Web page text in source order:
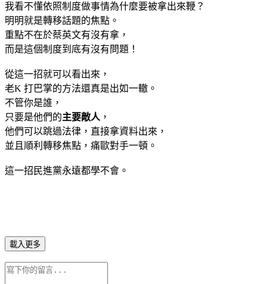
我看不懂依照制度做事情為什麼要被拿出來鞭？
明明就是轉移話題的焦點。
重點不在於蔡英文有沒有拿，
而是這個制度到底有沒有問題！
從這一招就可以看出來，
老K 打巴掌的方法還真是出如一轍。
不管你是誰，
只要是他們的主要敵人 ，
他們可以跳過法律，直接拿資料出來，
並且順利轉移焦點，痛歐對手一頓。
這一招民進黨永遠都學不會。
載入更多